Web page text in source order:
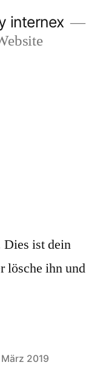
internex
Dies ist dein
lösche ihn und
März 2019